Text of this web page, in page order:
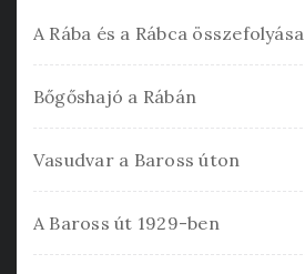
A Rába és a Rábca összefolyása
Bőgőshajó a Rábán
Vasudvar a Baross úton
A Baross út 1929-ben